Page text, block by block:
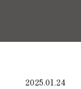
2025.01.24